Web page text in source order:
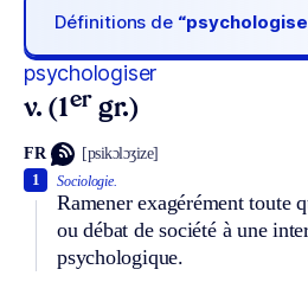
Définitions de
psychologiser
v. (1er gr.)
FR [psikɔlɔʒize]
Sociologie.
Ramener exagérément toute
ou débat de société à une
psychologique.
1